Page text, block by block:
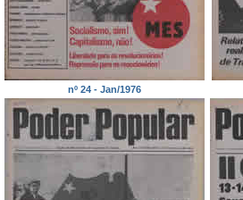
nº 24 - Jan/1976